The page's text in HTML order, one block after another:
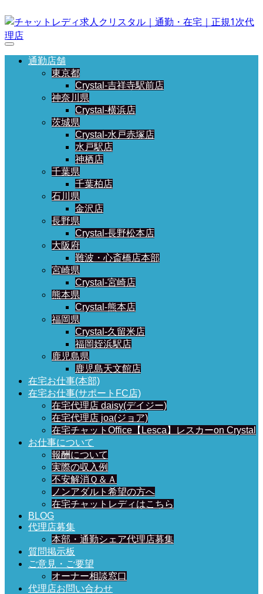
通勤店舗
東京都
Crystal-吉祥寺駅前店
神奈川県
Crystal-横浜店
茨城県
Crystal-水戸赤塚店
水戸駅店
神栖店
千葉県
千葉柏店
石川県
金沢店
長野県
Crystal-長野松本店
大阪府
難波・心斎橋店本部
宮崎県
Crystal-宮崎店
熊本県
Crystal-熊本店
福岡県
Crystal-久留米店
福岡姪浜駅店
鹿児島県
鹿児島天文館店
在宅お仕事(本部)
在宅お仕事(サポートFC店)
在宅代理店 daisy(デイジー)
在宅代理店 joa(ジョア)
在宅チャットOffice【Lesca】レスカーon Crystal
お仕事について
報酬について
実際の収入例
不安解消Ｑ＆Ａ
ノンアダルト希望の方へ
在宅チャットレディはこちら
BLOG
代理店募集
本部・通勤シェア代理店募集
質問掲示板
ご意見・ご要望
オーナー相談窓口
代理店お問い合わせ